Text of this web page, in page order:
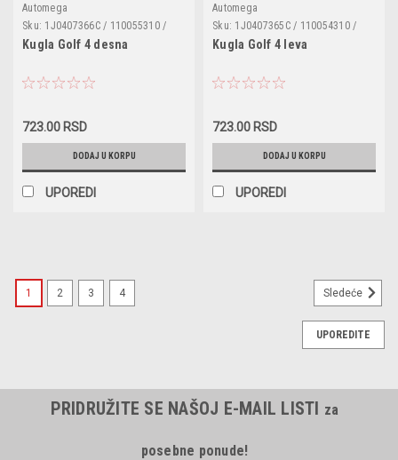
Automega
Sku: 1J0407366C / 110055310 /
G3541 / 1J0407366A / 1J0407366D
/ 1J0407366H / 1J0407366J
Kugla Golf 4 desna
723.00 RSD
DODAJ U KORPU
UPOREDI
Automega
Sku: 1J0407365C / 110054310 /
G3540 / 1J0407365A / 1J0407365D
/ 1J0407365H / 1J0407365J
Kugla Golf 4 leva
723.00 RSD
DODAJ U KORPU
UPOREDI
1 2 3 4 Sledeće
UPOREDITE
PRIDRUŽITE SE NAŠOJ E-MAIL LISTI za
posebne ponude!